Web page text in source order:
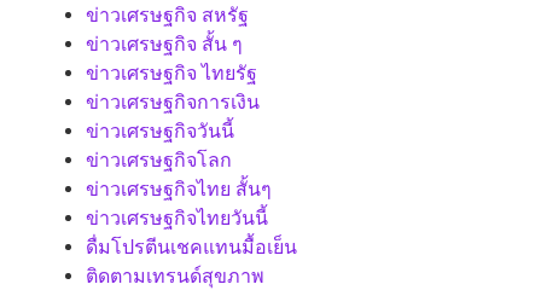
ข่าวเศรษฐกิจ สหรัฐ
ข่าวเศรษฐกิจ สั้น ๆ
ข่าวเศรษฐกิจ ไทยรัฐ
ข่าวเศรษฐกิจการเงิน
ข่าวเศรษฐกิจวันนี้
ข่าวเศรษฐกิจโลก
ข่าวเศรษฐกิจไทย สั้นๆ
ข่าวเศรษฐกิจไทยวันนี้
ดื่มโปรตีนเชคแทนมื้อเย็น
ติดตามเทรนด์สุขภาพ